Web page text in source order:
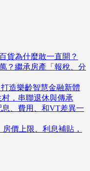
貨為什麼敢一直開？
？繼承房產「報稅、分
造樂齡智慧金融新體
，串聯退休與傳承
、費用、和VT差異一
價上限、利息補貼，